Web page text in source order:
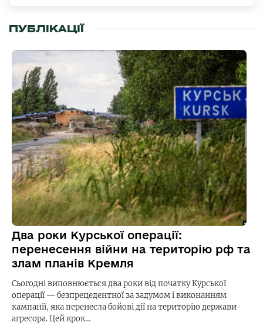
ПУБЛІКАЦІЇ
Два роки Курської операції:
перенесення війни на територію рф та
злам планів Кремля
Сьогодні виповнюється два роки від початку Курської
операції — безпрецедентної за задумом і виконанням
кампанії, яка перенесла бойові дії на територію держави-
агресора. Цей крок…